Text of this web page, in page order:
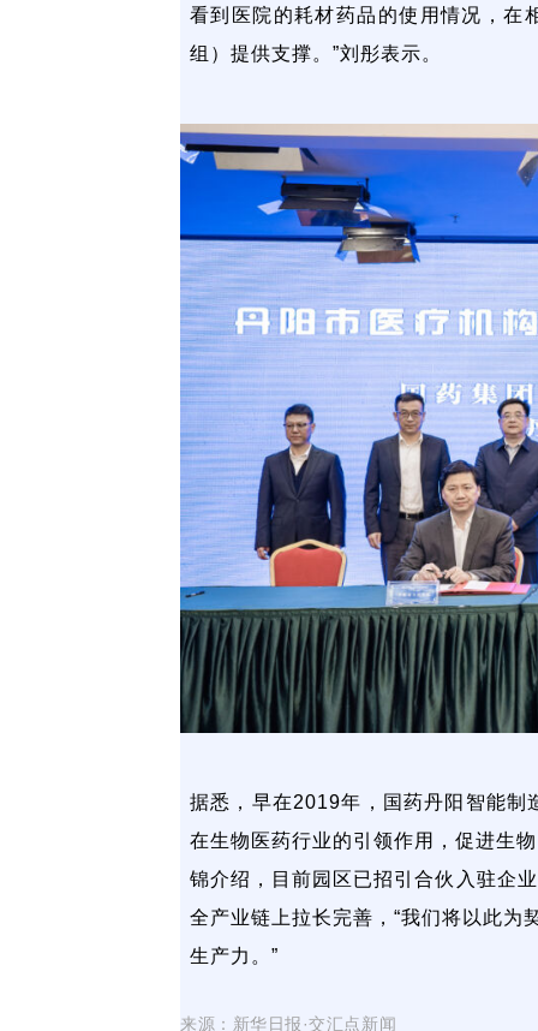
看到医院的耗材药品的使用情况，在
组）提供支撑。”刘彤表示。
据悉，早在2019年，国药丹阳智能制
在生物医药行业的引领作用，促进生
锦介绍，目前园区已招引合伙入驻企
全产业链上拉长完善，“我们将以此为
生产力。”
来源：新华日报·交汇点新闻